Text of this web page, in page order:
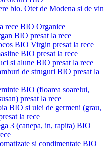
bio. Otet de Modena si de vin
rece BIO Organice
BIO presat la rece
BIO Virgin presat la rece
BIO presat la rece
si alune BIO presat la rece
de struguri BIO presat la
BIO (floarea soarelui,
presat la rece
BIO si ulei de germeni (grau,
la rece
3 (canepa, in, rapita) BIO
si condimentate BIO